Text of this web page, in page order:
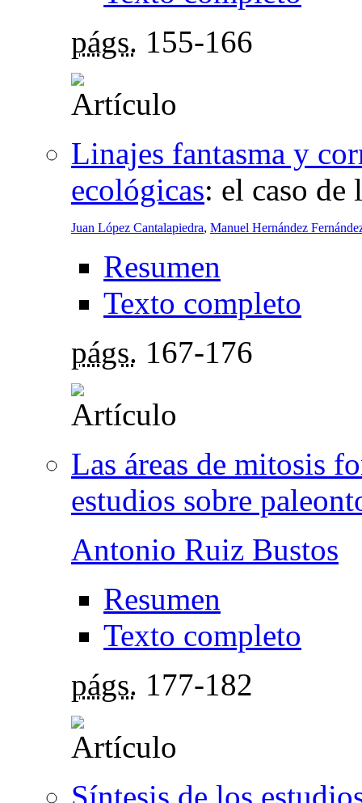
págs. 155-166
Linajes fantasma y
ecológicas: el caso de
Juan López Cantalapiedra, Manuel Hernández
Resumen
Texto completo
págs. 167-176
Las áreas de mitosis
estudios sobre
Antonio Ruiz Bustos
Resumen
Texto completo
págs. 177-182
Síntesis de los